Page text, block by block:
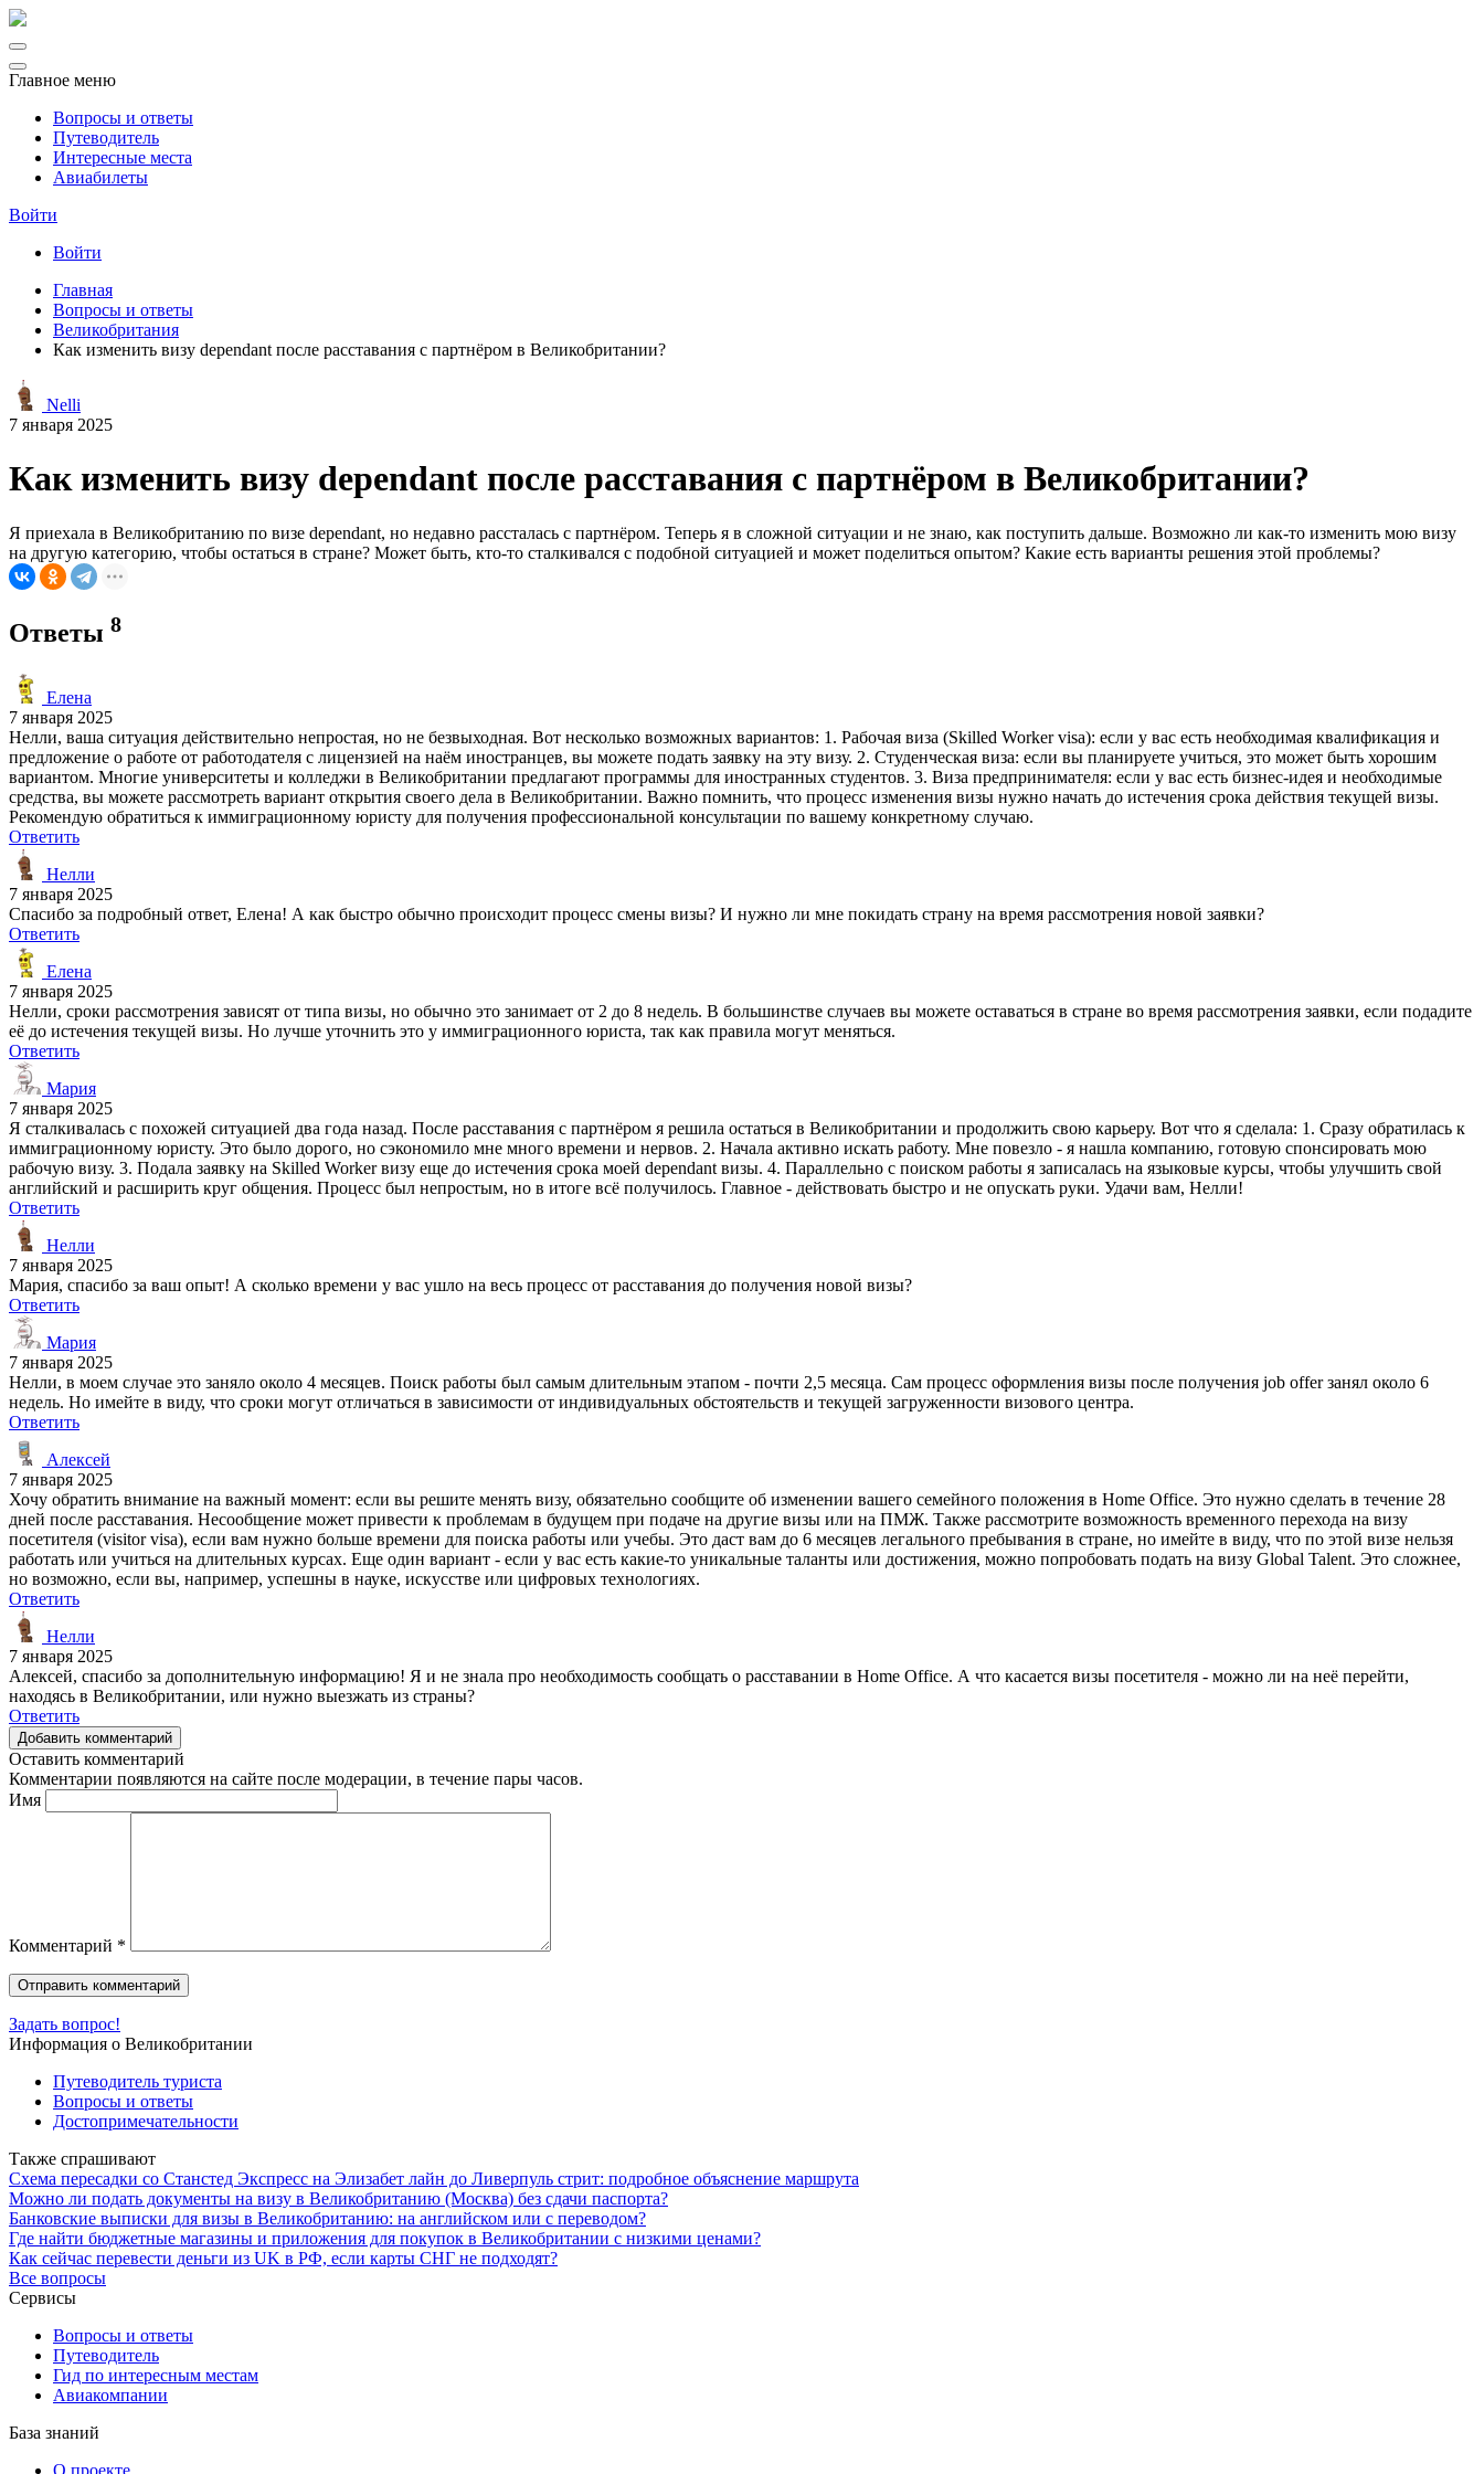
Главное меню
Вопросы и ответы
Путеводитель
Интересные места
Авиабилеты
Войти
Войти
Главная
Вопросы и ответы
Великобритания
Как изменить визу dependant после расставания с партнёром в Великобритании?
Nelli
7 января 2025
Как изменить визу dependant после расставания с партнёром в Великобритании?
Я приехала в Великобританию по визе dependant, но недавно рассталась с партнёром. Теперь я в сложной ситуации и не знаю, как поступить дальше. Возможно ли как-то изменить мою визу
на другую категорию, чтобы остаться в стране? Может быть, кто-то сталкивался с подобной ситуацией и может поделиться опытом? Какие есть варианты решения этой проблемы?
Ответы 8
Елена
7 января 2025
Нелли, ваша ситуация действительно непростая, но не безвыходная. Вот несколько возможных вариантов: 1. Рабочая виза (Skilled Worker visa): если у вас есть необходимая квалификация и
предложение о работе от работодателя с лицензией на наём иностранцев, вы можете подать заявку на эту визу. 2. Студенческая виза: если вы планируете учиться, это может быть хорошим
вариантом. Многие университеты и колледжи в Великобритании предлагают программы для иностранных студентов. 3. Виза предпринимателя: если у вас есть бизнес-идея и необходимые
средства, вы можете рассмотреть вариант открытия своего дела в Великобритании. Важно помнить, что процесс изменения визы нужно начать до истечения срока действия текущей визы.
Рекомендую обратиться к иммиграционному юристу для получения профессиональной консультации по вашему конкретному случаю.
Ответить
Нелли
7 января 2025
Спасибо за подробный ответ, Елена! А как быстро обычно происходит процесс смены визы? И нужно ли мне покидать страну на время рассмотрения новой заявки?
Ответить
Елена
7 января 2025
Нелли, сроки рассмотрения зависят от типа визы, но обычно это занимает от 2 до 8 недель. В большинстве случаев вы можете оставаться в стране во время рассмотрения заявки, если подадите
её до истечения текущей визы. Но лучше уточнить это у иммиграционного юриста, так как правила могут меняться.
Ответить
Мария
7 января 2025
Я сталкивалась с похожей ситуацией два года назад. После расставания с партнёром я решила остаться в Великобритании и продолжить свою карьеру. Вот что я сделала: 1. Сразу обратилась к
иммиграционному юристу. Это было дорого, но сэкономило мне много времени и нервов. 2. Начала активно искать работу. Мне повезло - я нашла компанию, готовую спонсировать мою
рабочую визу. 3. Подала заявку на Skilled Worker визу еще до истечения срока моей dependant визы. 4. Параллельно с поиском работы я записалась на языковые курсы, чтобы улучшить свой
английский и расширить круг общения. Процесс был непростым, но в итоге всё получилось. Главное - действовать быстро и не опускать руки. Удачи вам, Нелли!
Ответить
Нелли
7 января 2025
Мария, спасибо за ваш опыт! А сколько времени у вас ушло на весь процесс от расставания до получения новой визы?
Ответить
Мария
7 января 2025
Нелли, в моем случае это заняло около 4 месяцев. Поиск работы был самым длительным этапом - почти 2,5 месяца. Сам процесс оформления визы после получения job offer занял около 6
недель. Но имейте в виду, что сроки могут отличаться в зависимости от индивидуальных обстоятельств и текущей загруженности визового центра.
Ответить
Алексей
7 января 2025
Хочу обратить внимание на важный момент: если вы решите менять визу, обязательно сообщите об изменении вашего семейного положения в Home Office. Это нужно сделать в течение 28
дней после расставания. Несообщение может привести к проблемам в будущем при подаче на другие визы или на ПМЖ. Также рассмотрите возможность временного перехода на визу
посетителя (visitor visa), если вам нужно больше времени для поиска работы или учебы. Это даст вам до 6 месяцев легального пребывания в стране, но имейте в виду, что по этой визе нельзя
работать или учиться на длительных курсах. Еще один вариант - если у вас есть какие-то уникальные таланты или достижения, можно попробовать подать на визу Global Talent. Это сложнее,
но возможно, если вы, например, успешны в науке, искусстве или цифровых технологиях.
Ответить
Нелли
7 января 2025
Алексей, спасибо за дополнительную информацию! Я и не знала про необходимость сообщать о расставании в Home Office. А что касается визы посетителя - можно ли на неё перейти,
находясь в Великобритании, или нужно выезжать из страны?
Ответить
Добавить комментарий
Оставить комментарий
Комментарии появляются на сайте после модерации, в течение пары часов.
Имя
Комментарий *
Задать вопрос!
Информация о Великобритании
Путеводитель туриста
Вопросы и ответы
Достопримечательности
Также спрашивают
Схема пересадки со Станстед Экспресс на Элизабет лайн до Ливерпуль стрит: подробное объяснение маршрута
Можно ли подать документы на визу в Великобританию (Москва) без сдачи паспорта?
Банковские выписки для визы в Великобританию: на английском или с переводом?
Где найти бюджетные магазины и приложения для покупок в Великобритании с низкими ценами?
Как сейчас перевести деньги из UK в РФ, если карты СНГ не подходят?
Все вопросы
Сервисы
Вопросы и ответы
Путеводитель
Гид по интересным местам
Авиакомпании
База знаний
О проекте